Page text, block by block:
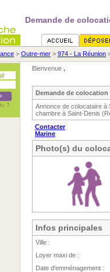
Demande de
> Outre-mer > 974 - La Réunion
Bienvenue ,
Demande de colocation
Annonce de colocataire à
chambre à Saint-Denis
Contacter
Marine
Photo(s) du
Infos principales
Ville :
Loyer maxi de :
Date d'emménagement :